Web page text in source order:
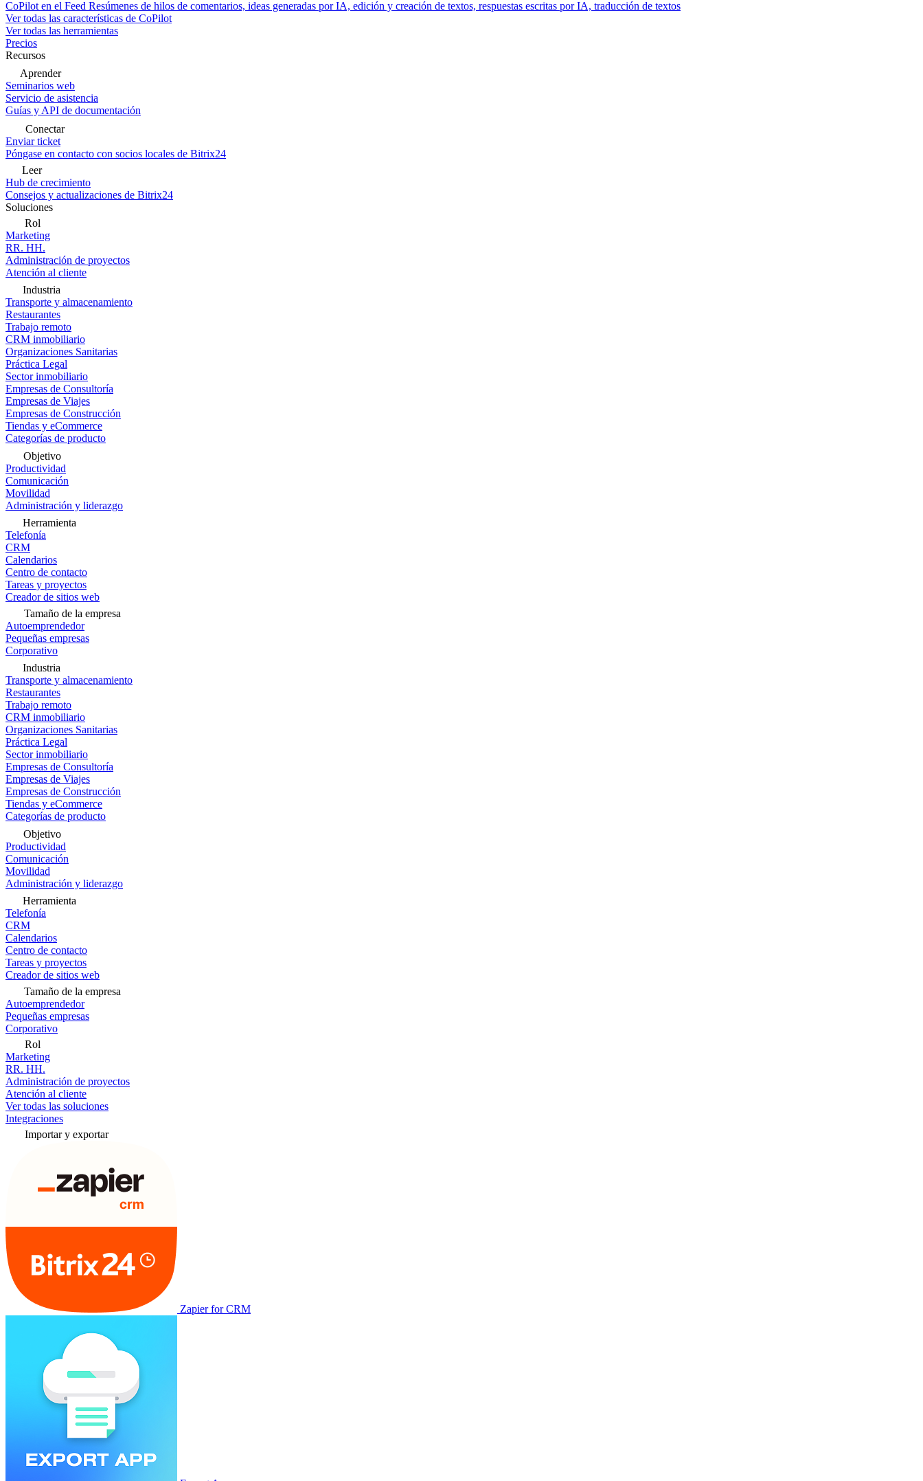
CoPilot en el Feed Resúmenes de hilos de comentarios, ideas generadas por IA, edición y creación de textos, respuestas escritas por IA, traducción de textos
Ver todas las características de CoPilot
Ver todas las herramientas
Precios
Recursos
Aprender
Seminarios web
Servicio de asistencia
Guías y API de documentación
Conectar
Enviar ticket
Póngase en contacto con socios locales de Bitrix24
Leer
Hub de crecimiento
Consejos y actualizaciones de Bitrix24
Soluciones
Rol
Marketing
RR. HH.
Administración de proyectos
Atención al cliente
Industria
Transporte y almacenamiento
Restaurantes
Trabajo remoto
CRM inmobiliario
Organizaciones Sanitarias
Práctica Legal
Sector inmobiliario
Empresas de Consultoría
Empresas de Viajes
Empresas de Construcción
Tiendas y eCommerce
Categorías de producto
Objetivo
Productividad
Comunicación
Movilidad
Administración y liderazgo
Herramienta
Telefonía
CRM
Calendarios
Centro de contacto
Tareas y proyectos
Creador de sitios web
Tamaño de la empresa
Autoemprendedor
Pequeñas empresas
Corporativo
Industria
Transporte y almacenamiento
Restaurantes
Trabajo remoto
CRM inmobiliario
Organizaciones Sanitarias
Práctica Legal
Sector inmobiliario
Empresas de Consultoría
Empresas de Viajes
Empresas de Construcción
Tiendas y eCommerce
Categorías de producto
Objetivo
Productividad
Comunicación
Movilidad
Administración y liderazgo
Herramienta
Telefonía
CRM
Calendarios
Centro de contacto
Tareas y proyectos
Creador de sitios web
Tamaño de la empresa
Autoemprendedor
Pequeñas empresas
Corporativo
Rol
Marketing
RR. HH.
Administración de proyectos
Atención al cliente
Ver todas las soluciones
Integraciones
Importar y exportar
Zapier for CRM